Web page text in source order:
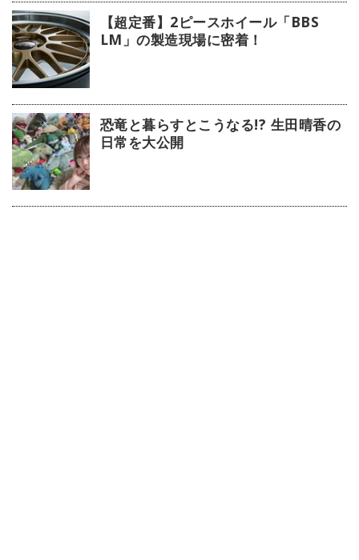
【超定番】2ピースホイール「BBS
LM」の製造現場に密着！
恐竜と暮らすとこうなる!? 生田晴香の
日常を大公開